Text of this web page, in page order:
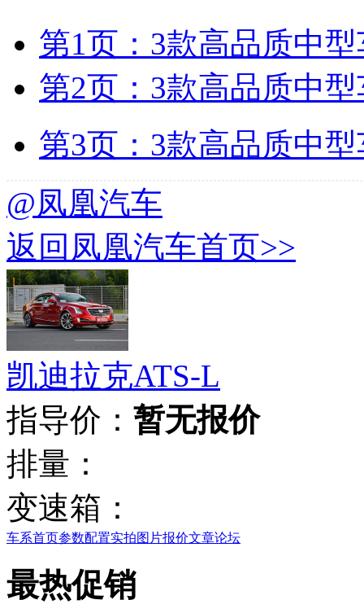
第1页：3款高品质中
第2页：3款高品质中
第3页：3款高品质中
@凤凰汽车
返回凤凰汽车首页>>
凯迪拉克ATS-L
指导价： 暂无报价
排量：
变速箱：
车系首页参数配置实拍图片报价文章论坛
最热促销